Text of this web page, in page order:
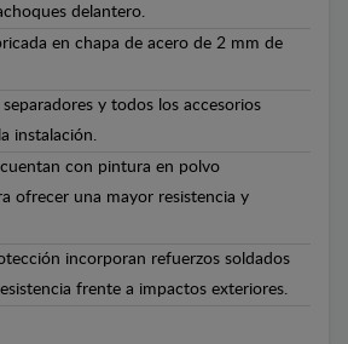
delantero.
en chapa de acero de 2 mm de
separadores y todos los accesorios
instalación.
cuentan con pintura en polvo
ofrecer una mayor resistencia y
incorporan refuerzos soldados
frente a impactos exteriores.